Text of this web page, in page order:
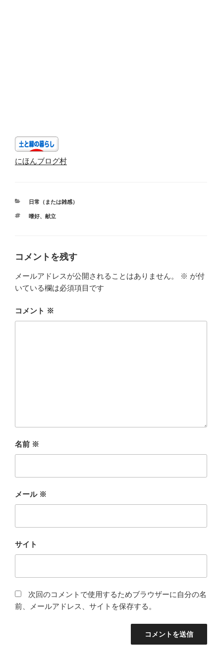
にほんブログ村
カ
ゴ
日常（または雑感）
タ
嗜好、 献立
コメントを残す
メールアドレスが公開されることはありません。 ※ が付
いている欄は必須項目です
コメント ※
名前 ※
メール ※
サイト
次回のコメントで使用するためブラウザーに自分の名
前、メールアドレス、サイトを保存する。